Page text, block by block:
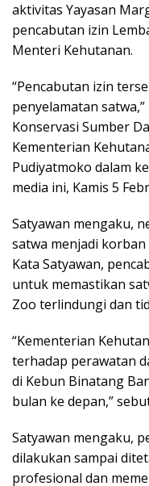
aktivitas Yayasan
pencabutan izin
Menteri Kehutanan.
“Pencabutan izin
penyelamatan
Konservasi Sumber
Kementerian
Pudiyatmoko dalam
media ini, Kamis 5
Satyawan mengaku,
satwa menjadi
Kata Satyawan,
untuk memastikan
Zoo terlindungi dan
“Kementerian
terhadap perawatan
di Kebun Binatang
bulan ke depan,”
Satyawan mengaku,
dilakukan sampai
profesional dan